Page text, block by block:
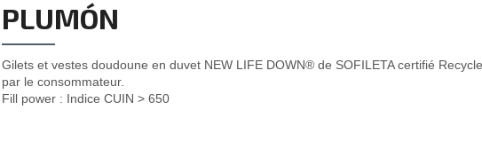
PLUMÓN
Gilets et vestes doudoune en duvet NEW LIFE DOWN® de SOFILETA certifié
par le consommateur.
Fill power : Indice CUIN > 650